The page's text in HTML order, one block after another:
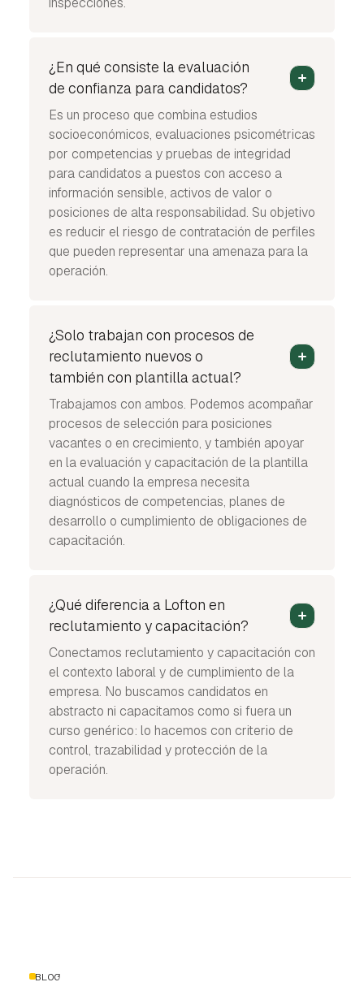
¿En qué consiste la evaluación
de confianza para candidatos?
Es un proceso que combina estudios
socioeconómicos, evaluaciones psicométricas
por competencias y pruebas de integridad
para candidatos a puestos con acceso a
información sensible, activos de valor o
posiciones de alta responsabilidad. Su objetivo
es reducir el riesgo de contratación de perfiles
que pueden representar una amenaza para la
operación.
¿Solo trabajan con procesos de
reclutamiento nuevos o
también con plantilla actual?
Trabajamos con ambos. Podemos acompañar
procesos de selección para posiciones
vacantes o en crecimiento, y también apoyar
en la evaluación y capacitación de la plantilla
actual cuando la empresa necesita
diagnósticos de competencias, planes de
desarrollo o cumplimiento de obligaciones de
capacitación.
¿Qué diferencia a Lofton en
reclutamiento y capacitación?
Conectamos reclutamiento y capacitación con
el contexto laboral y de cumplimiento de la
empresa. No buscamos candidatos en
abstracto ni capacitamos como si fuera un
curso genérico: lo hacemos con criterio de
control, trazabilidad y protección de la
operación.
BLOG